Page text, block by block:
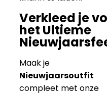
Onzefeestwinkel
een ruime keuze aan
party accessoires,
feesthoedjes
enconfetti
middernacht met een
knal in te luiden.